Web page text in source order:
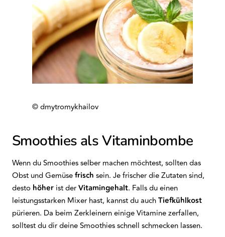
© dmytromykhailov
Smoothies als Vitaminbombe
Wenn du Smoothies selber machen möchtest, sollten das
Obst und Gemüsefrisch sein. Je frischer die Zutaten sind,
desto höher ist derVitamingehalt. Falls du einen
leistungsstarken Mixer hast, kannst du auchTiefkühlkost
pürieren. Da beim Zerkleinern einige Vitamine zerfallen,
solltest du dir deine Smoothies schnell schmecken lassen.